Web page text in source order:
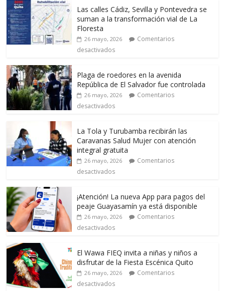
Las calles Cádiz, Sevilla y Pontevedra se
suman a la transformación vial de La
Floresta
26 mayo, 2026
Comentarios
desactivados
Plaga de roedores en la avenida
República de El Salvador fue controlada
26 mayo, 2026
Comentarios
desactivados
La Tola y Turubamba recibirán las
Caravanas Salud Mujer con atención
integral gratuita
26 mayo, 2026
Comentarios
desactivados
¡Atención! La nueva App para pagos del
peaje Guayasamín ya está disponible
26 mayo, 2026
Comentarios
desactivados
El Wawa FIEQ invita a niñas y niños a
disfrutar de la Fiesta Escénica Quito
26 mayo, 2026
Comentarios
desactivados